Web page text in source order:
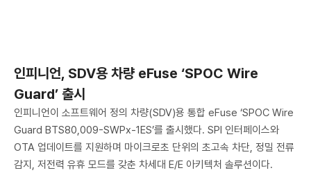
인피니언, SDV용 차량 eFuse ‘SPOC Wire
Guard’ 출시
인피니언이 소프트웨어 정의 차량(SDV)용 통합 eFuse ‘SPOC Wire
Guard BTS80,009-SWPx-1ES’를 출시했다. SPI 인터페이스와
OTA 업데이트를 지원하며 마이크로초 단위의 초고속 차단, 정밀 전류
감지, 저전력 유휴 모드를 갖춘 차세대 E/E 아키텍처 솔루션이다.